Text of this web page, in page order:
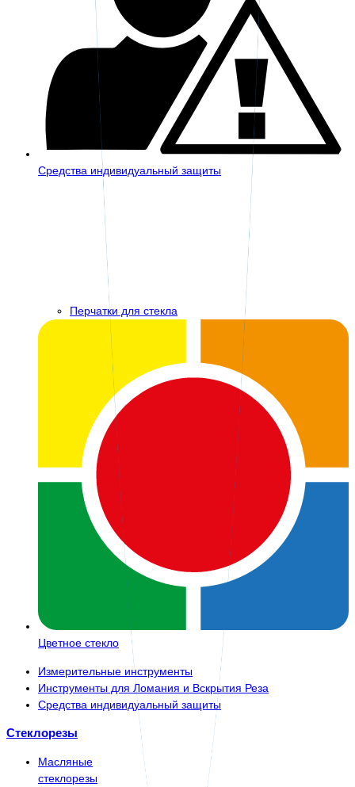
Средства индивидуальный защиты
Перчатки для стекла
Цветное стекло
Измерительные инструменты
Инструменты для Ломания и Вскрытия Реза
Средства индивидуальный защиты
Стеклорезы
Масляные
стеклорезы